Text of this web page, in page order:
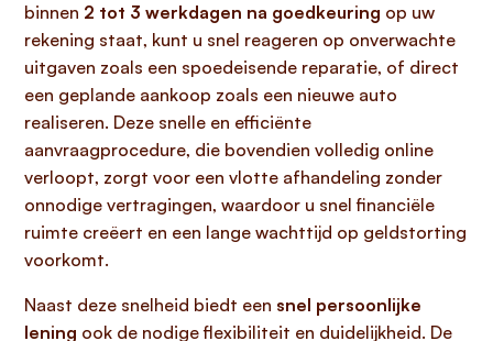
binnen 2 tot 3 werkdagen na goedkeuring op uw
rekening staat, kunt u snel reageren op onverwachte
uitgaven zoals een spoedeisende reparatie, of direct
een geplande aankoop zoals een nieuwe auto
realiseren. Deze snelle en efficiënte
aanvraagprocedure, die bovendien volledig online
verloopt, zorgt voor een vlotte afhandeling zonder
onnodige vertragingen, waardoor u snel financiële
ruimte creëert en een lange wachttijd op geldstorting
voorkomt.
Naast deze snelheid biedt een snel persoonlijke
lening ook de nodige flexibiliteit en duidelijkheid. De